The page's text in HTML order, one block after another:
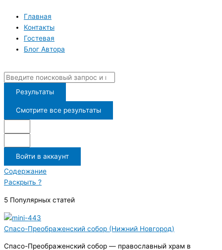
содержимому
Главная
Контакты
Гостевая
Блог Автора
Search
Результаты
Смотрите все результаты
Войти в аккаунт
Содержание
Раскрыть ?
5 Популярных статей
Спасо-Преображенский собор (Нижний Новгород)
Спасо-Преображенский собор — православный храм в